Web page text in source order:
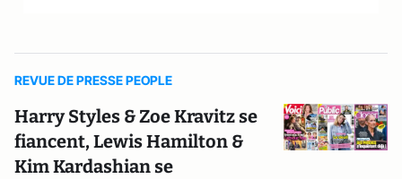
REVUE DE PRESSE PEOPLE
Harry Styles & Zoe Kravitz se
fiancent, Lewis Hamilton &
Kim Kardashian se